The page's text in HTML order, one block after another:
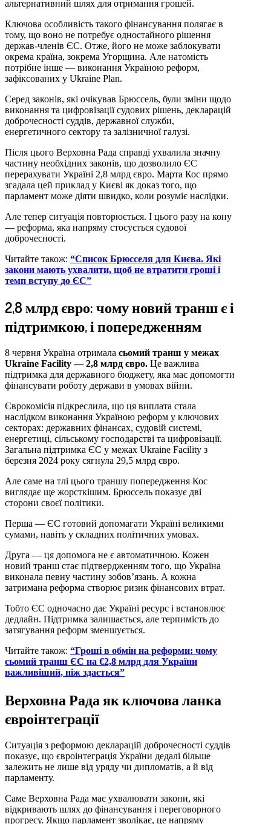
альтернативний шлях для отримання грошей.
Ключова особливість такого фінансування полягає в
тому, що воно не потребує одностайного рішення
держав-членів ЄС. Отже, його не може заблокувати
окрема країна, зокрема Угорщина. Але натомість
потрібне інше — виконання Україною реформ,
зафіксованих у Ukraine Plan.
Серед законів, які очікував Брюссель, були зміни щодо
виконання та цифровізації судових рішень, декларацій
доброчесності суддів, державної служби,
енергетичного сектору та залізничної галузі.
Після цього Верховна Рада справді ухвалила значну
частину необхідних законів, що дозволило ЄС
перерахувати Україні 2,8 млрд євро. Марта Кос прямо
згадала цей приклад у Києві як доказ того, що
парламент може діяти швидко, коли розуміє наслідки.
Але тепер ситуація повторюється. І цього разу на кону
— реформа, яка напряму стосується судової
доброчесності.
Читайте також: “Список Брюсселя для Києва. Які
закони мають ухвалити, щоб не втратити гроші і
темп вступу до ЄС”
2,8 млрд євро: чому новий транш є і
підтримкою, і попередженням
8 червня Україна отримала сьомий транш у межах
Ukraine Facility — 2,8 млрд євро. Це важлива
підтримка для державного бюджету, яка має допомогти
фінансувати роботу держави в умовах війни.
Єврокомісія підкреслила, що ця виплата стала
наслідком виконання Україною реформ у ключових
секторах: державних фінансах, судовій системі,
енергетиці, сільському господарстві та цифровізації.
Загальна підтримка ЄС у межах Ukraine Facility з
березня 2024 року сягнула 29,5 млрд євро.
Але саме на тлі цього траншу попередження Кос
виглядає ще жорсткішим. Брюссель показує дві
сторони своєї політики.
Перша — ЄС готовий допомагати Україні великими
сумами, навіть у складних політичних умовах.
Друга — ця допомога не є автоматичною. Кожен
новий транш стає підтвердженням того, що Україна
виконала певну частину зобов’язань. А кожна
затримана реформа створює ризик фінансових втрат.
Тобто ЄС одночасно дає Україні ресурс і встановлює
дедлайн. Підтримка залишається, але терпимість до
затягування реформ зменшується.
Читайте також: “Гроші в обмін на реформи: чому
сьомий транш ЄС на €2,8 млрд для України
важливіший, ніж здається”
Верховна Рада як ключова ланка
євроінтеграції
Ситуація з реформою декларацій доброчесності суддів
показує, що євроінтеграція України дедалі більше
залежить не лише від уряду чи дипломатів, а й від
парламенту.
Саме Верховна Рада має ухвалювати закони, які
відкривають шлях до фінансування і переговорного
прогресу. Якщо парламент зволікає, це напряму